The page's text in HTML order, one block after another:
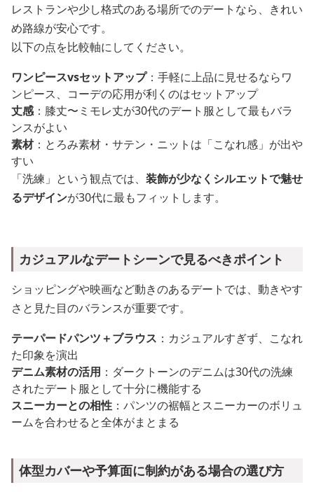
レストランや少し格式のある場所でのデートなら、きれい
め路線が安心です。
以下の点を比較軸にしてください。
ワンピースvsセットアップ：手軽に上品に見せるならワ
ンピース、コーデの応用が利くのはセットアップ
丈感：膝丈〜ミモレ丈が30代のデート服として最もバラ
ンスがよい
素材：とろみ素材・サテン・ニットは「こなれ感」が出や
すい
「洗練」という観点では、 装飾が少なくシルエットで魅せ
るデザインが30代に最もフィットします。
カジュアルなデートシーンで見るべきポイント
ショッピングや映画など動きのあるデートでは、動きやす
さと見た目のバランスが重要です。
テーパードパンツ＋ブラウス ：カジュアルすぎず、こなれ
た印象を演出
デニム素材の活用 ：ダークトーンのデニムは30代の洗練
されたデート服として十分に機能する
スニーカーとの相性 ：パンツの裾幅とスニーカーのボリュ
ームを合わせると全体がまとまる
体型カバーや予算面に制約がある場合の選び方